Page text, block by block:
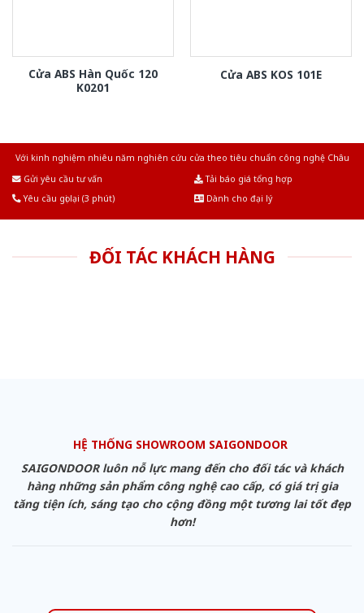
Cửa ABS Hàn Quốc 120
K0201
Cửa ABS KOS 101E
Với kinh nghiệm nhiêu năm nghiên cứu cửa theo tiêu chuẩn công nghệ Châu
Gửi yêu cầu tư vấn
Tải báo giá tổng hợp
Yêu cầu gọi lại (3 phút)
Dành cho đại lý
ĐỐI TÁC KHÁCH HÀNG
HỆ THỐNG SHOWROOM SAIGONDOOR
SAIGONDOOR luôn nỗ lực mang đến cho đối tác và khách
hàng những sản phẩm công nghệ cao cấp, có giá trị gia
tăng tiện ích, sáng tạo cho cộng đồng một tương lai tốt đẹp
hơn!